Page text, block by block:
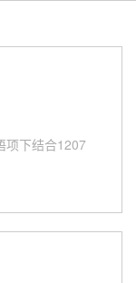
项下结合1207